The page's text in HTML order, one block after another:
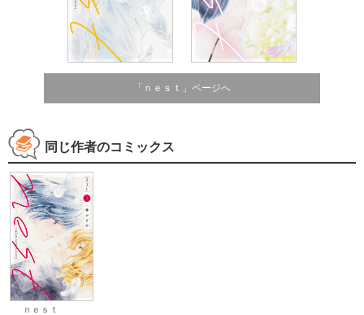
「ｎｅｓｔ」ページへ
同じ作者のコミックス
ｎｅｓｔ